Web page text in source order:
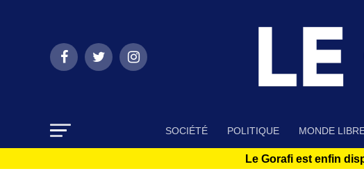
SOCIÉTÉ POLITIQUE MONDE
Le Gorafi est enfin